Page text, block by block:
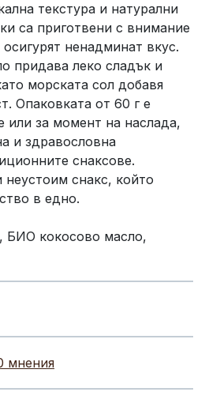
текстура и натурални
са приготвени с внимание
ненадминат вкус.
придава леко сладък и
морската сол добавя
Опаковката от 60 г е
или за момент на наслада,
и здравословна
снаксове.
неустоим снакс, който
в едно.
БИО кокосово масло,
мнения